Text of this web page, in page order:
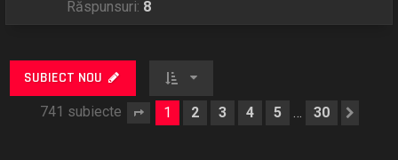
Răspunsuri: 8
SUBIECT NOU
741 subiecte Pagina1 din 30
1 2 3 4 5 … 30